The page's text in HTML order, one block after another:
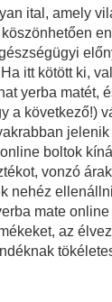
boltok
vonzó
nehéz
mate
az